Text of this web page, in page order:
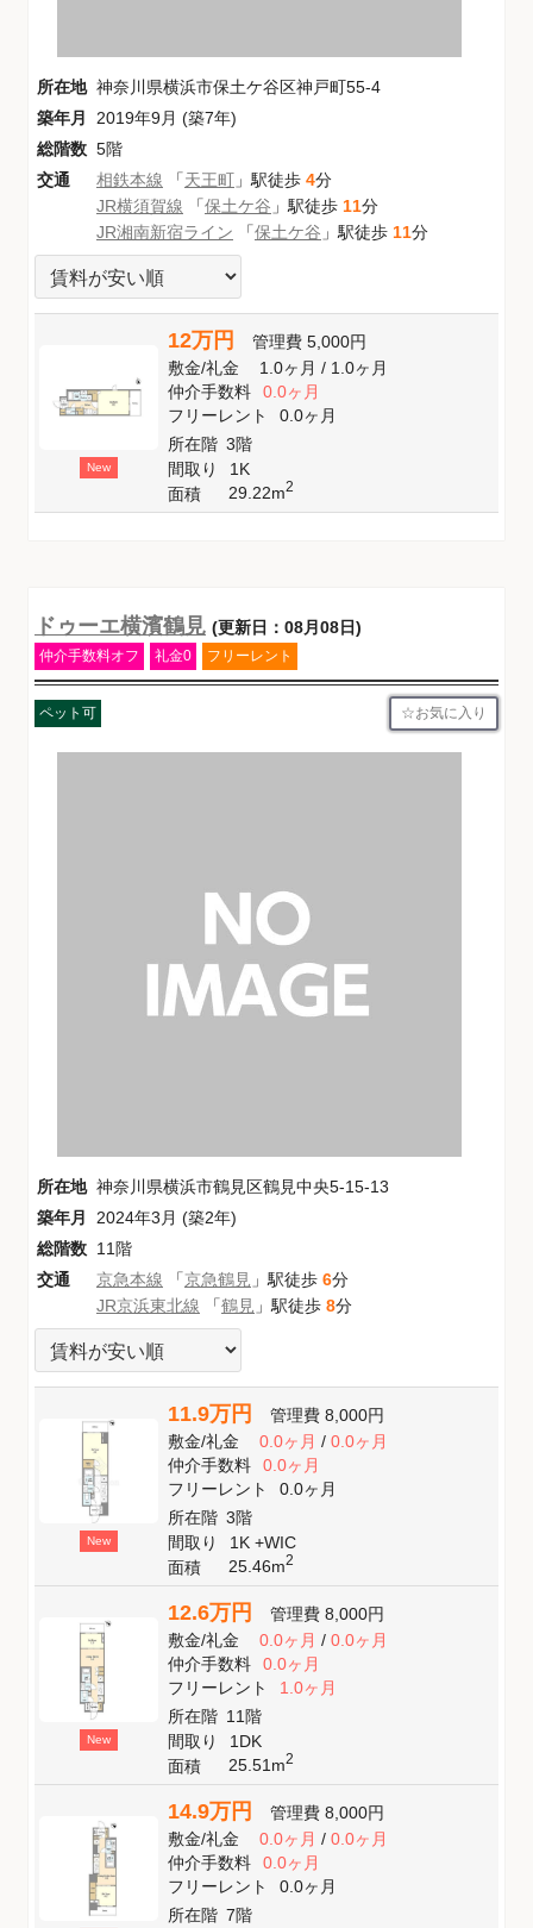
所在地 神奈川県横浜市保土ケ谷区神戸町55-4
築年月
2019年9月 (築7年)
総階数 5階
交通
相鉄本線 「天王町 」駅徒歩 4分
JR横須賀線 「保土ケ谷 」駅徒歩 11分
JR湘南新宿ライン 「保土ケ谷 」駅徒歩 11分
New
12万円 管理費 5,000円
敷金/礼金 1.0ヶ月/ 1.0ヶ月
仲介手数料
0.0ヶ月
フリーレント
0.0ヶ月
所在階 3階
間取り
1K
面積
29.22m2
ドゥーエ横濱鶴見 (更新日：08月08日)
仲介手数料オフ 礼金0 フリーレント
ペット可 お気に入り
所在地 神奈川県横浜市鶴見区鶴見中央5-15-13
築年月
2024年3月 (築2年)
総階数 11階
交通
京急本線 「京急鶴見 」駅徒歩 6分
JR京浜東北線 「鶴見 」駅徒歩 8分
New
11.9万円 管理費 8,000円
敷金/礼金 0.0ヶ月/ 0.0ヶ月
仲介手数料
0.0ヶ月
フリーレント
0.0ヶ月
所在階 3階
間取り
1K +WIC
面積
25.46m2
New
12.6万円 管理費 8,000円
敷金/礼金 0.0ヶ月/ 0.0ヶ月
仲介手数料
0.0ヶ月
フリーレント
1.0ヶ月
所在階 11階
間取り
1DK
面積
25.51m2
14.9万円 管理費 8,000円
敷金/礼金 0.0ヶ月/ 0.0ヶ月
仲介手数料
0.0ヶ月
フリーレント
0.0ヶ月
所在階 7階